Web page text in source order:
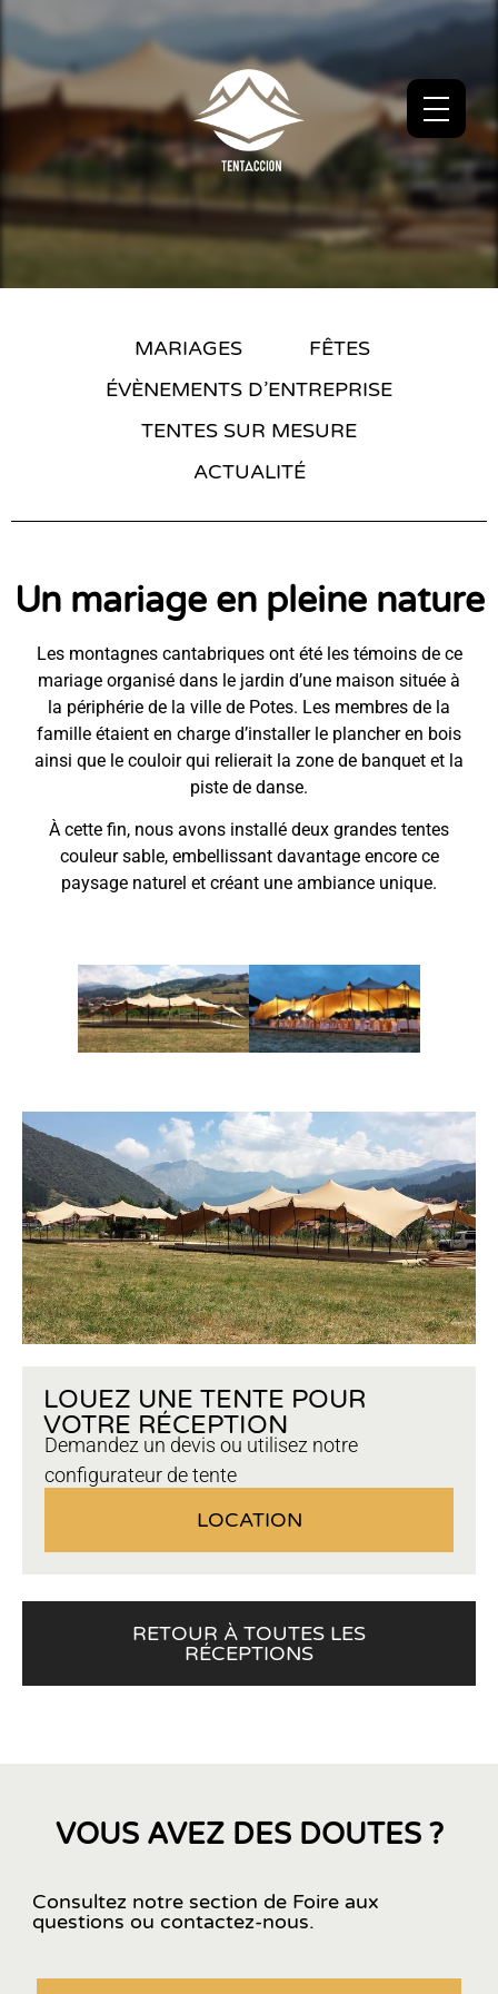
MARIAGES
FÊTES
ÉVÈNEMENTS D’ENTREPRISE
TENTES SUR MESURE
ACTUALITÉ
Un mariage en pleine nature
Les montagnes cantabriques ont été les témoins de ce
mariage organisé dans le jardin d’une maison située à
la périphérie de la ville de Potes. Les membres de la
famille étaient en charge d’installer le plancher en bois
ainsi que le couloir qui relierait la zone de banquet et la
piste de danse.
À cette fin, nous avons installé deux grandes tentes
couleur sable, embellissant davantage encore ce
paysage naturel et créant une ambiance unique.
LOUEZ UNE TENTE POUR
VOTRE RÉCEPTION
Demandez un devis ou utilisez notre
configurateur de tente
LOCATION
RETOUR À TOUTES LES
RÉCEPTIONS
VOUS AVEZ DES DOUTES ?
Consultez notre section de Foire aux
questions ou contactez-nous.